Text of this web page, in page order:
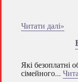
Читати далі»
Які безоплатні
сімейного...